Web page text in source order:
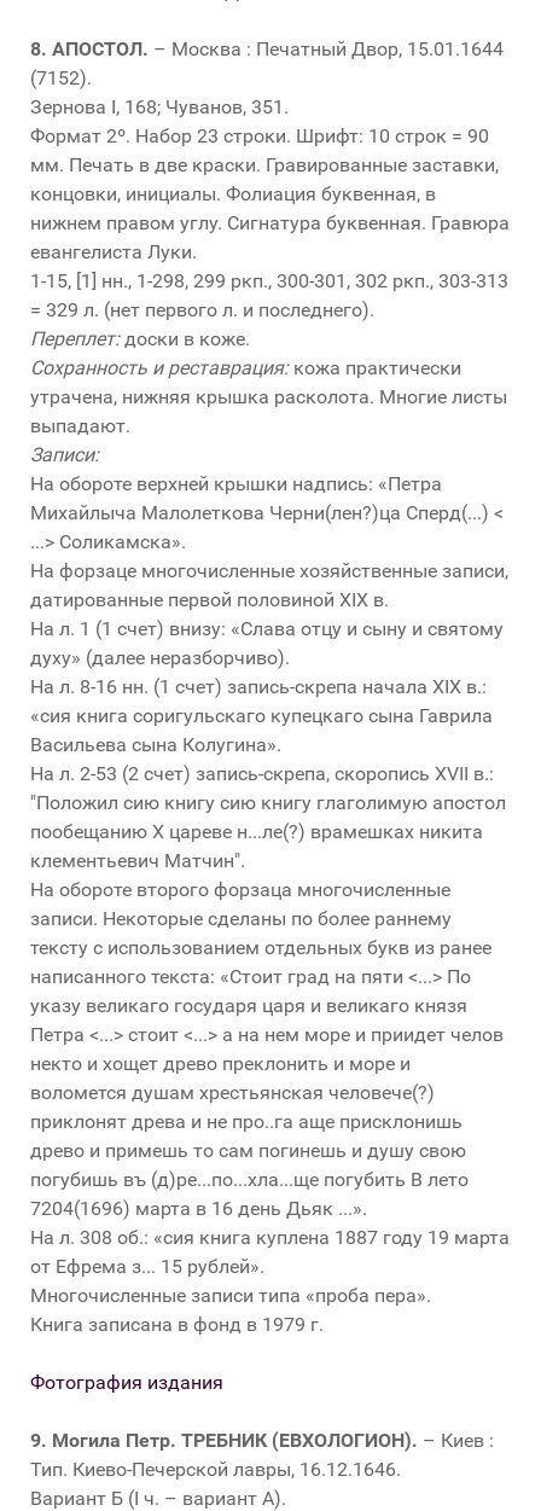
8. АПОСТОЛ. – Москва : Печатный Двор, 15.01.1644
(7152).
Зернова I, 168; Чуванов, 351.
Формат 2º. Набор 23 строки. Шрифт: 10 строк = 90
мм. Печать в две краски. Гравированные заставки,
концовки, инициалы. Фолиация буквенная, в
нижнем правом углу. Сигнатура буквенная. Гравюра
евангелиста Луки.
1-15, [1] нн., 1-298, 299 ркп., 300-301, 302 ркп., 303-313
= 329 л. (нет первого л. и последнего).
Переплет:доски в коже.
Сохранность и реставрация:кожа практически
утрачена, нижняя крышка расколота. Многие листы
выпадают.
Записи:
На обороте верхней крышки надпись: «Петра
Михайлыча Малолеткова Черни(лен?)ца Сперд(...) <
...> Соликамска».
На форзаце многочисленные хозяйственные записи,
датированные первой половиной XIX в.
На л. 1 (1 счет) внизу: «Слава отцу и сыну и святому
духу» (далее неразборчиво).
На л. 8-16 нн. (1 счет) запись-скрепа начала XIX в.:
«сия книга соригульскаго купецкаго сына Гаврила
Васильева сына Колугина».
На л. 2-53 (2 счет) запись-скрепа, скоропись XVII в.:
"Положил сию книгу сию книгу глаголимую апостол
пообещанию Х цареве н...ле(?) врамешках никита
клементьевич Матчин".
На обороте второго форзаца многочисленные
записи. Некоторые сделаны по более раннему
тексту с использованием отдельных букв из ранее
написанного текста: «Стоит град на пяти <...> По
указу великаго государя царя и великаго князя
Петра <...> стоит <...> а на нем море и приидет челов
некто и хощет древо преклонить и море и
воломется душам хрестьянская человече(?)
приклонят древа и не про..га аще присклонишь
древо и примешь то сам погинешь и душу свою
погубишь въ (д)ре...по...хла...ще погубить В лето
7204(1696) марта в 16 день Дьяк ...».
На л. 308 об.: «сия книга куплена 1887 году 19 марта
от Ефрема з... 15 рублей».
Многочисленные записи типа «проба пера».
Книга записана в фонд в 1979 г.
Фотография издания
9. Могила Петр. ТРЕБНИК (ЕВХОЛОГИОН). – Киев :
Тип. Киево-Печерской лавры, 16.12.1646.
Вариант Б (I ч. – вариант А).